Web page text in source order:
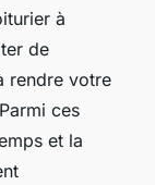
à
de
rendre votre
ces
et la